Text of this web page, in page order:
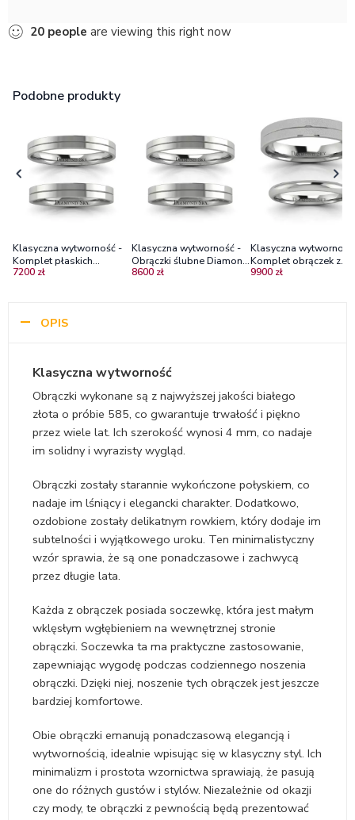
20 people are viewing this right now
Podobne produkty
Klasyczna wytworność -
Komplet płaskich
obrączek z białego złota,
7200 zł
Klasyczna wytworność -
Obrączki ślubne Diamond
Sky, białe złoto, 3mm,
8600 zł
Klasyczna
Komplet obrączek z
białego złota 2,5 mm
9900 zł
OPIS
Klasyczna wytworność
Obrączki wykonane są z najwyższej jakości białego
złota o próbie 585, co gwarantuje trwałość i piękno
przez wiele lat. Ich szerokość wynosi 4 mm, co nadaje
im solidny i wyrazisty wygląd.
Obrączki zostały starannie wykończone połyskiem, co
nadaje im lśniący i elegancki charakter. Dodatkowo,
ozdobione zostały delikatnym rowkiem, który dodaje im
subtelności i wyjątkowego uroku. Ten minimalistyczny
wzór sprawia, że są one ponadczasowe i zachwycą
przez długie lata.
Każda z obrączek posiada soczewkę, która jest małym
wklęsłym wgłębieniem na wewnętrznej stronie
obrączki. Soczewka ta ma praktyczne zastosowanie,
zapewniając wygodę podczas codziennego noszenia
obrączki. Dzięki niej, noszenie tych obrączek jest jeszcze
bardziej komfortowe.
Obie obrączki emanują ponadczasową elegancją i
wytwornością, idealnie wpisując się w klasyczny styl. Ich
minimalizm i prostota wzornictwa sprawiają, że pasują
one do różnych gustów i stylów. Niezależnie od okazji
czy mody, te obrączki z pewnością będą prezentować